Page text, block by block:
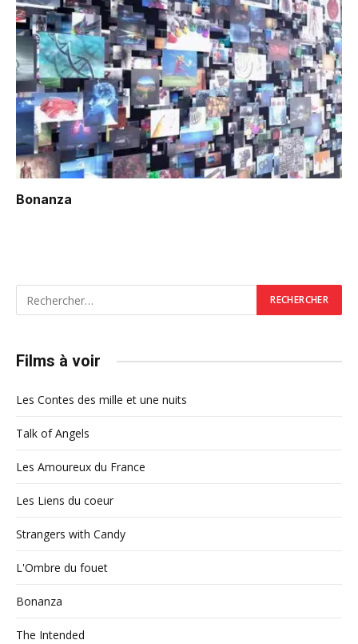
Bonanza
Films à voir
Les Contes des mille et une nuits
Talk of Angels
Les Amoureux du France
Les Liens du coeur
Strangers with Candy
L'Ombre du fouet
Bonanza
The Intended